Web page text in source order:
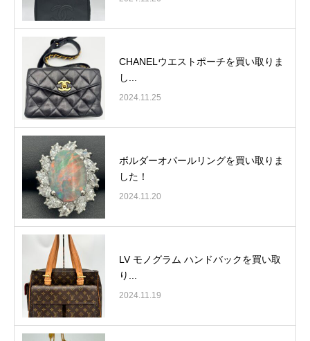
CHANELウエストポーチを買い取りま
し...
2024.11.25
ボルダーオパールリングを買い取りま
した！
2024.11.20
LV モノグラム ハンドバックを買い取
り...
2024.11.19